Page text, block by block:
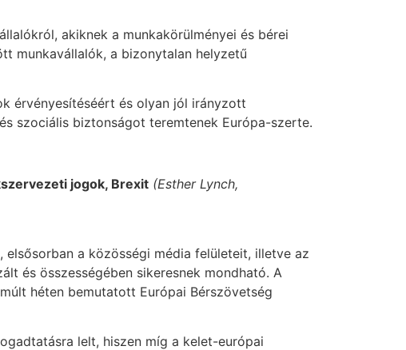
akiknek a munkakörülményei és bérei
munkavállalók, a bizonytalan helyzetű
érvényesítéséért és olyan jól irányzott
szociális biztonságot teremtenek Európa-szerte.
jogok, Brexit (Esther Lynch,
a közösségi média felületeit, illetve az
és összességében sikeresnek mondható. A
héten bemutatott Európai Bérszövetség
lelt, hiszen míg a kelet-európai